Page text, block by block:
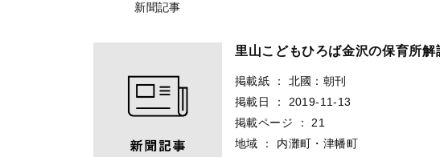
新聞記事
里山こどもひろば金沢の保育所
掲載紙 ：
北國：朝刊
掲載日
：
2019-11-13
掲載ページ
：
21
地域
：
内灘町・津幡町